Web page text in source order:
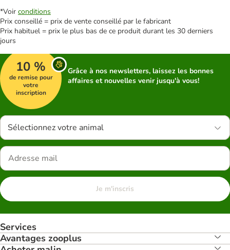
*Voir conditions
Prix conseillé = prix de vente conseillé par le fabricant
Prix habituel = prix le plus bas de ce produit durant les 30 derniers
jours
10 %
de remise pour
votre
inscription
Grâce à nos newsletters, laissez les bonnes
affaires et nouvelles venir jusqu'à vous!
Sélectionnez votre animal
Je m'inscris
Services
Avantages zooplus